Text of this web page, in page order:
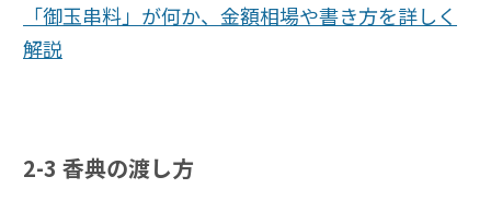
「御玉串料」が何か、金額相場や書き方を詳しく
解説
2-3 香典の渡し方